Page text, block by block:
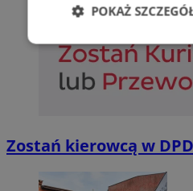
Zostań kierowcą w DPD
POKAŻ
Niezbędne